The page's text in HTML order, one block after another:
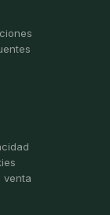
venta